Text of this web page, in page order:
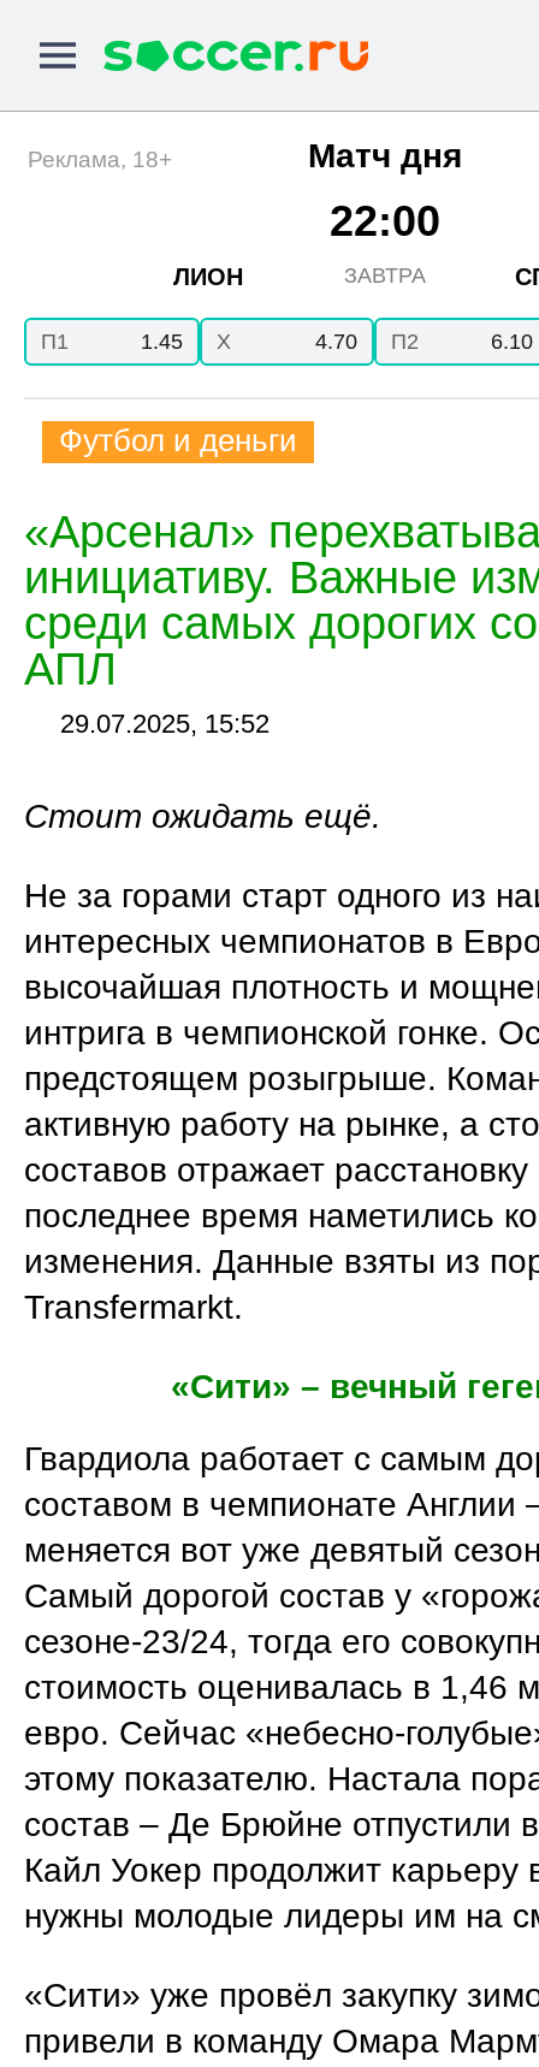
Матч дня
ЛИОН
22:00
ЗАВТРА
Реклама, 18+
П1 1.45 X 4.70 П2 6.10
Футбол и деньги
«Арсенал»
инициативу. Важные
среди самых дорогих
АПЛ
29.07.2025, 15:52
Стоит ожидать ещё.
Не за горами старт одного из
интересных чемпионатов в
высочайшая плотность и
интрига в чемпионской гонке.
предстоящем розыгрыше.
активную работу на рынке, а
составов отражает
последнее время наметились
изменения. Данные взяты из
Transfermarkt.
«Сити» – вечный
Гвардиола работает с самым
составом в чемпионате Англии
меняется вот уже девятый
Самый дорогой состав у
сезоне-23/24, тогда его
стоимость оценивалась в 1,46
евро. Сейчас «небесно-
этому показателю. Настала
состав – Де Брюйне отпустили
Кайл Уокер продолжит карьеру
нужны молодые лидеры им на
«Сити» уже провёл закупку
привели в команду Омара